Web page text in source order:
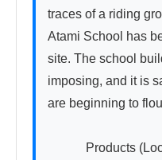
traces of a riding
Atami School has
site. The school
imposing, and it is
are beginning to
Products